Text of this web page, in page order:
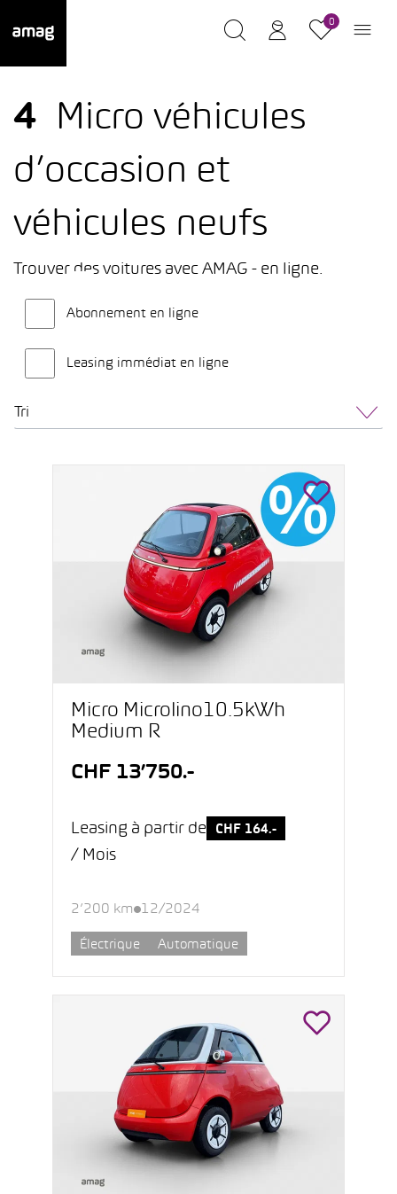
0
4
Micro véhicules
d’occasion et
véhicules neufs
Trouver des voitures avec AMAG - en ligne.
Abonnement en ligne
Leasing immédiat en ligne
Tri
Micro Microlino10.5kWh
Medium R
CHF 13’750.-
Leasing à partir de CHF 164.-
/ Mois
2’200 km 12/2024
Électrique Automatique